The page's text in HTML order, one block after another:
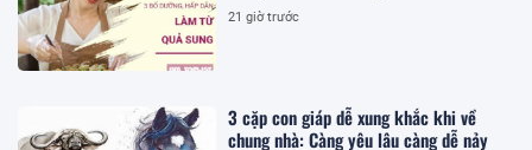
21 giờ trước
3 cặp con giáp dễ xung khắc khi về
chung nhà: Càng yêu lâu càng dễ nảy